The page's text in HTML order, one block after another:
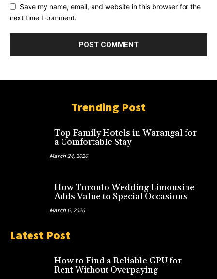
Save my name, email, and website in this browser for the
next time I comment.
Trending Post
Top Family Hotels in Warangal for
a Comfortable Stay
March 24, 2026
How Toronto Wedding Limousine
Adds Value to Special Occasions
March 6, 2026
Latest Post
How to Find a Reliable GPU for
Rent Without Overpaying